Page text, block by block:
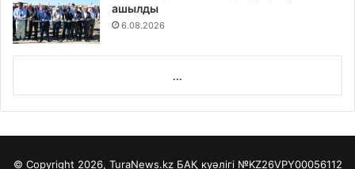
ашылды
6.08.2026
...
© Copyright 2026, TuraNews.kz БАҚ куәлігі №KZ26VPY00056112